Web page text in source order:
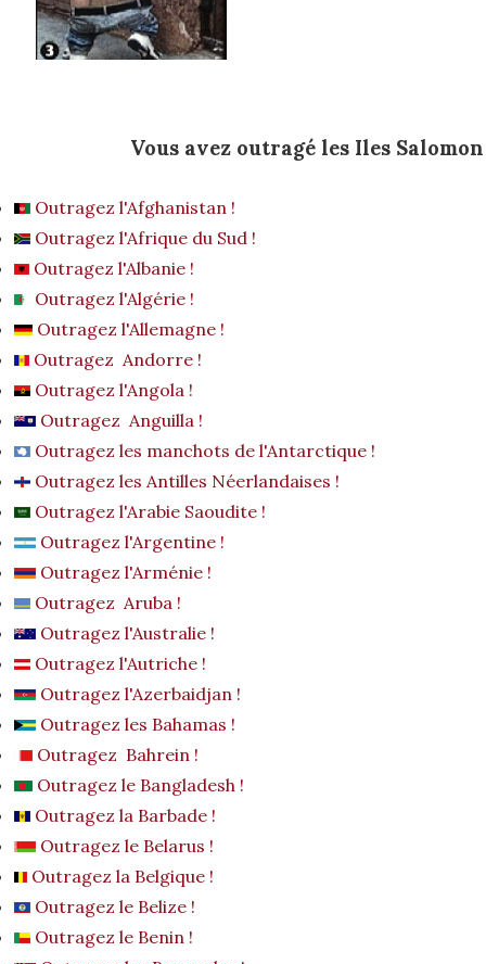
Vous avez outragé les Iles
Outragez l'Afghanistan !
Outragez l'Afrique du Sud !
Outragez l'Albanie !
Outragez l'Algérie !
Outragez l'Allemagne !
Outragez Andorre !
Outragez l'Angola !
Outragez Anguilla !
Outragez les manchots de l'Antarctique !
Outragez les Antilles Néerlandaises !
Outragez l'Arabie Saoudite !
Outragez l'Argentine !
Outragez l'Arménie !
Outragez Aruba !
Outragez l'Australie !
Outragez l'Autriche !
Outragez l'Azerbaidjan !
Outragez les Bahamas !
Outragez Bahrein !
Outragez le Bangladesh !
Outragez la Barbade !
Outragez le Belarus !
Outragez la Belgique !
Outragez le Belize !
Outragez le Benin !